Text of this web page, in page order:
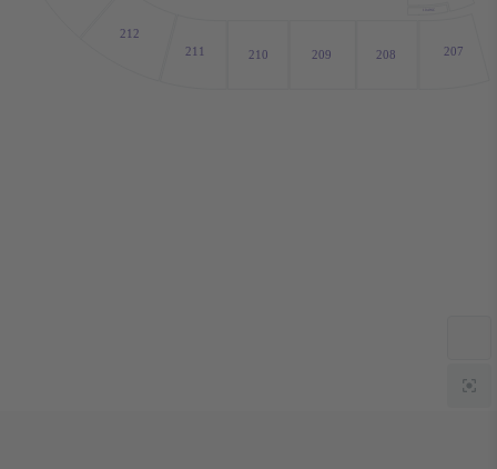
212
211 209
210 207
208